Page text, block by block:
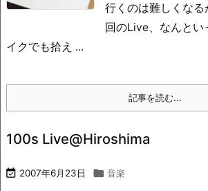
行くのは難しくな
回のLive、なんとい
イクでも拾え ...
記事を読む...
100s Live@Hiroshima
 2007年6月23日  音楽